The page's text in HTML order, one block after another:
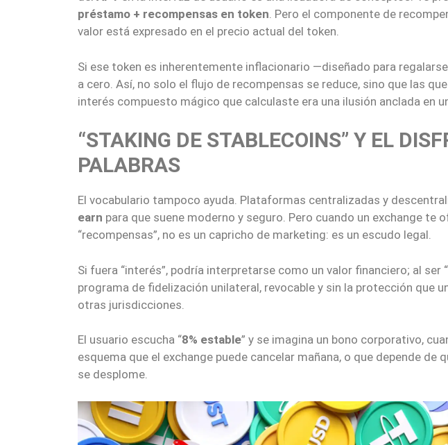
préstamo + recompensas en token. Pero el componente de
valor está expresado en el precio actual del token.
Si ese token es inherentemente inflacionario —diseñado para
a cero. Así, no solo el flujo de recompensas se reduce, sino que las
interés compuesto mágico que calculaste era una ilusión anclada en
“STAKING DE STABLECOINS” Y EL
PALABRAS
El vocabulario tampoco ayuda. Plataformas centralizadas y
earn para que suene moderno y seguro. Pero cuando un exchange te
“recompensas”, no es un capricho de marketing: es un escudo legal.
Si fuera “interés”, podría interpretarse como un valor financiero; al ser
programa de fidelización unilateral, revocable y sin la protección que
otras jurisdicciones.
El usuario escucha “8% estable” y se imagina un bono corporativo,
esquema que el exchange puede cancelar mañana, o que depende de
se desplome.